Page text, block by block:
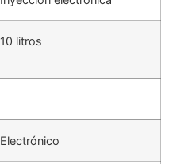
10 litros
Electrónico